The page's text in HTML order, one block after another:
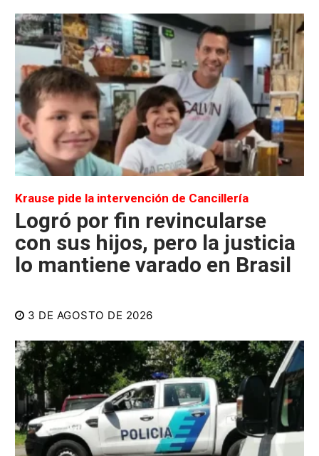
Krause pide la intervención de Cancillería
Logró por fin revincularse
con sus hijos, pero la justicia
lo mantiene varado en Brasil
3 DE AGOSTO DE 2026